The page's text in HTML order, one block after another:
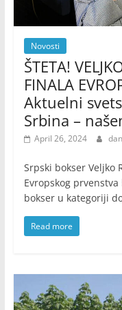
Novosti
ŠTETA!
FINALA
Aktuelni
Srbina –
April 26, 2024 dan
Srpski bokser Veljko
Evropskog
bokser u kategoriji
Read more